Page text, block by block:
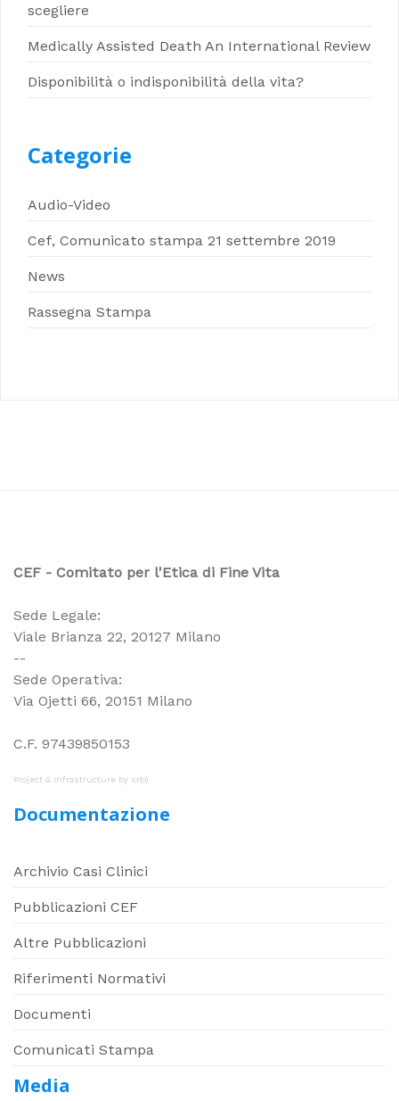
scegliere
Medically Assisted Death An International Review
Disponibilità o indisponibilità della vita?
Categorie
Audio-Video
Cef, Comunicato stampa 21 settembre 2019
News
Rassegna Stampa
CEF - Comitato per l'Etica di Fine Vita
Sede Legale:
Viale Brianza 22, 20127 Milano
--
Sede Operativa:
Via Ojetti 66, 20151 Milano
C.F. 97439850153
Project & Infrastructure by sr(o)
Documentazione
Archivio Casi Clinici
Pubblicazioni CEF
Altre Pubblicazioni
Riferimenti Normativi
Documenti
Comunicati Stampa
Media